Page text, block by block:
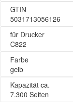
GTIN
5031713056126
für Drucker
C822
Farbe
gelb
Kapazität ca.
7.300 Seiten